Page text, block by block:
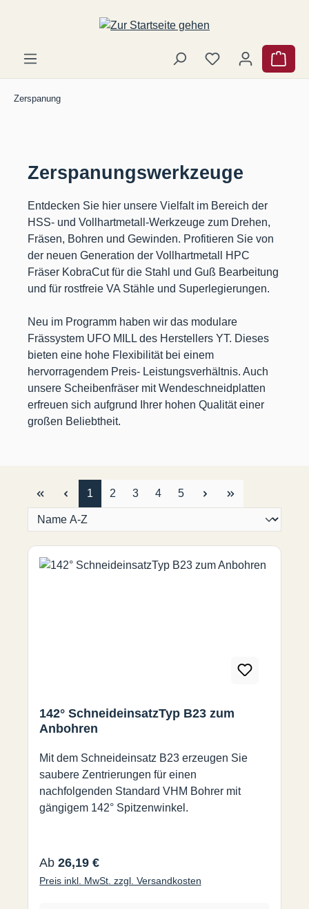
Zum Hauptinhalt springen
Zerspanung
Zerspanungswerkzeuge
Entdecken Sie hier unsere Vielfalt im Bereich der
HSS- und Vollhartmetall-Werkzeuge zum Drehen,
Fräsen, Bohren und Gewinden. Profitieren Sie von
der neuen Generation der Vollhartmetall HPC
Fräser KobraCut für die Stahl und Guß Bearbeitung
und für rostfreie VA Stähle und Superlegierungen.
Neu im Programm haben wir das modulare
Frässystem UFO MILL des Herstellers YT. Dieses
bieten eine hohe Flexibilität bei einem
hervorragendem Preis- Leistungsverhältnis. Auch
unsere Scheibenfräser mit Wendeschneidplatten
erfreuen sich aufgrund Ihrer hohen Qualität einer
großen Beliebtheit.
Seite
1 Seite
2 Seite
3 Seite
4 Seite
5
142° SchneideinsatzTyp B23 zum
Anbohren
Mit dem Schneideinsatz B23 erzeugen Sie
saubere Zentrierungen für einen
nachfolgenden Standard VHM Bohrer mit
gängigem 142° Spitzenwinkel.
Regulärer Preis:
Ab 26,19 €
Preis inkl. MwSt. zzgl. Versandkosten